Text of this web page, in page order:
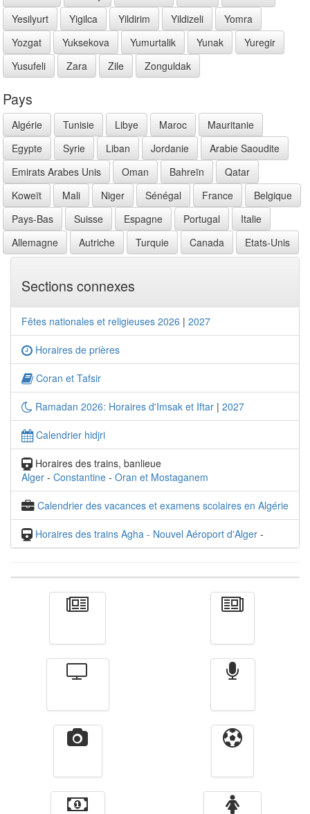
Yesilyurt
Yigilca Yildirim Yildizeli
Yomra
Yozgat
Yuksekova Yumurtalik Yunak
Yuregir
Yusufeli
Zara Zile Zonguldak
Pays
Algérie Tunisie Libye Maroc
Mauritanie
Egypte
Syrie Liban Jordanie
Arabie Saoudite
Emirats Arabes Unis
Oman Bahreïn
Qatar
Koweït
Mali Niger Sénégal France
Belgique
Pays-Bas
Suisse Espagne Portugal
Italie
Allemagne
Autriche Turquie Canada Etats-Unis
Sections connexes
Fêtes nationales et religieuses 2026 | 2027
Horaires de prières
Coran et Tafsir
Ramadan 2026: Horaires d'Imsak et Iftar | 2027
Calendrier hidjri
Horaires des trains, banlieue
Alger - Constantine - Oran et Mostaganem
Calendrier des vacances et examens scolaires en Algérie
Horaires des trains Agha - Nouvel Aéroport d'Alger -